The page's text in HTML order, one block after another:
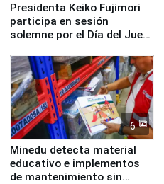
Presidenta Keiko Fujimori
participa en sesión
solemne por el Día del Juez
6
Minedu detecta material
educativo e implementos
de mantenimiento sin